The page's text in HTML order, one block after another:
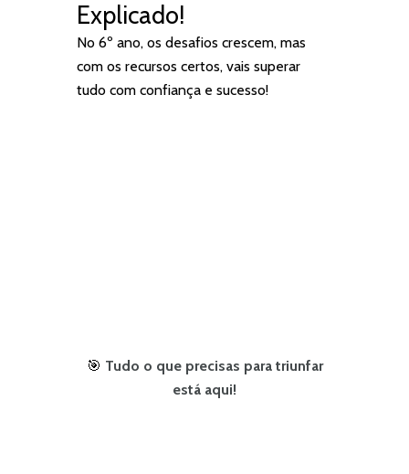
Explicado!
No 6º ano, os desafios crescem, mas
com os recursos certos, vais superar
tudo com confiança e sucesso!
🎯 Tudo o que precisas para triunfar
está aqui!